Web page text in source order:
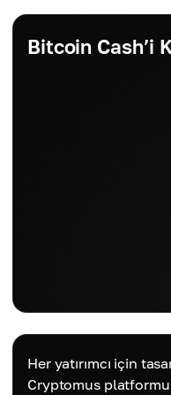
Bitcoin Cash’i
Her yatırımcı için
Cryptomus